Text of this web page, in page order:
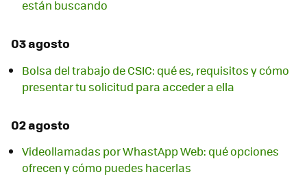
están buscando
03 agosto
Bolsa del trabajo de CSIC: qué es, requisitos y cómo
presentar tu solicitud para acceder a ella
02 agosto
Videollamadas por WhastApp Web: qué opciones
ofrecen y cómo puedes hacerlas